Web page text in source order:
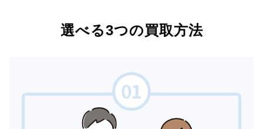
選べる3つの買取方法